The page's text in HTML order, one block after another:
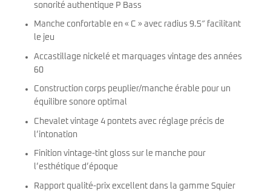
sonorité authentique P Bass
Manche confortable en « C » avec radius 9.5″ facilitant
le jeu
Accastillage nickelé et marquages vintage des années
60
Construction corps peuplier/manche érable pour un
équilibre sonore optimal
Chevalet vintage 4 pontets avec réglage précis de
l’intonation
Finition vintage-tint gloss sur le manche pour
l’esthétique d’époque
Rapport qualité-prix excellent dans la gamme Squier